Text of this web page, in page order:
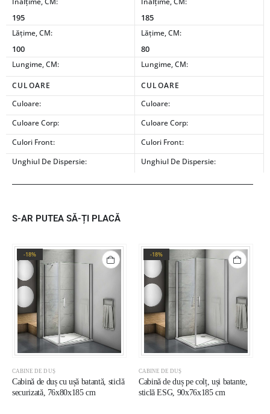
195 185
Lățime, CM:
100
Lățime, CM:
80
Lungime, CM: Lungime, CM:
CULOARE
CULOARE
Culoare:
Culoare:
Culoare Corp:
Culoare Corp:
Culori Front:
Culori Front:
Unghiul De Dispersie:
Unghiul De Dispersie:
S-AR PUTEA SĂ-ȚI PLACĂ
-18%
CABINE DE DUȘ
Cabină de duș cu ușă batantă, sticlă
securizată, 76x80x185 cm
-18%
CABINE DE DUȘ
Cabină de duș pe colț, uși batante,
sticlă ESG, 90x76x185 cm